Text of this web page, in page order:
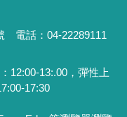
電話：04-22289111
12:00-13:.00，彈性上
17:30